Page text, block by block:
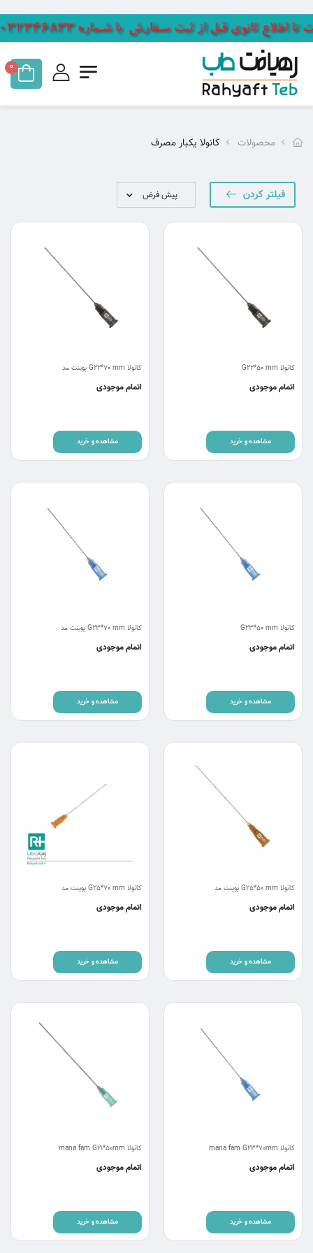
0
محصولات کانولا یکبار مصرف
فیلتر کردن
کانولا G22*50 mm
اتمام موجودی
مشاهده و خرید
کانولا G22*70 mm پوینت مد
اتمام موجودی
مشاهده و خرید
کانولا G23*50 mm
اتمام موجودی
مشاهده و خرید
کانولا G23*70 mm پوینت مد
اتمام موجودی
مشاهده و خرید
کانولا G25*50 mm پوینت مد
اتمام موجودی
مشاهده و خرید
کانولا G25*70 mm پوینت مد
اتمام موجودی
مشاهده و خرید
کانولا mana fam G23*70mm
اتمام موجودی
مشاهده و خرید
کانولا mana fam G21*50mm
اتمام موجودی
مشاهده و خرید